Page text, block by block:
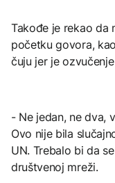
Takođe je rekao da
početku govora,
čuju jer je
- Ne jedan, ne dva,
Ovo nije bila
UN. Trebalo bi da
društvenoj mreži.